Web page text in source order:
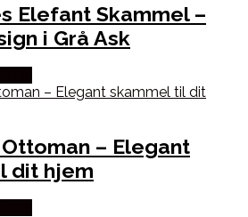
Elefant Skammel –
i Grå Ask
– Elegant
dit hjem